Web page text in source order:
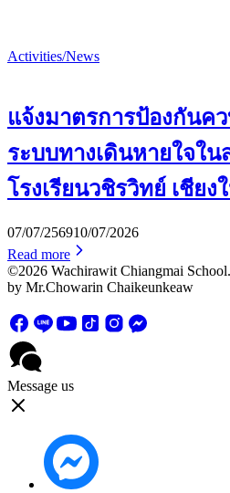
Activities/News
แจ้งมาตรการป้องกันค
ระบบทางเดินหายใจใ
โรงเรียนวชิรวิทย์ เชียง
07/07/256910/07/2026
Read more
©2026 Wachirawit Chiangmai
by Mr.Chowarin Chaikeunkeaw
Message us